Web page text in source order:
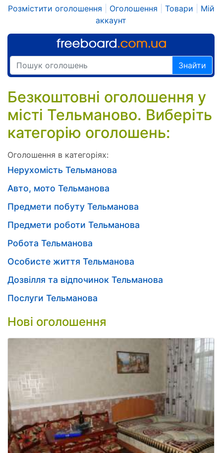
Розмістити оголошення Оголошення Товари
Мій
аккаунт
Знайти
Безкоштовні оголошення у
місті Тельманово. Виберіть
категорію оголошень:
Оголошення в категоріях:
Нерухомість Тельманова
Авто, мото Тельманова
Предмети побуту Тельманова
Предмети роботи Тельманова
Робота Тельманова
Особисте життя Тельманова
Дозвілля та відпочинок Тельманова
Послуги Тельманова
Нові оголошення